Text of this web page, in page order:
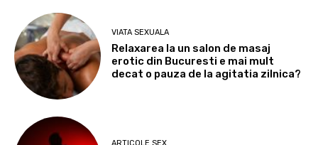
VIATA SEXUALA
Relaxarea la un salon de masaj
erotic din Bucuresti e mai mult
decat o pauza de la agitatia zilnica?
ARTICOLE SEX